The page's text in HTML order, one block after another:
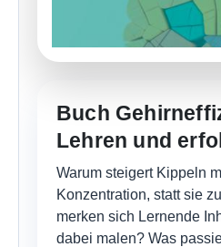
verstehensorientierte
Für reine
Inhalte ist sie weniger
Zeit und eine gewisse
oberflächlich.
Buch
Lehren und
Warum steigert Kippeln
Konzentration, statt sie
merken sich Lernende
dabei malen? Was